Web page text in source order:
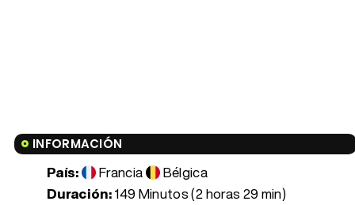
INFORMACIÓN
País: Francia
Bélgica
Duración:149 Minutos (2 horas 29 min)